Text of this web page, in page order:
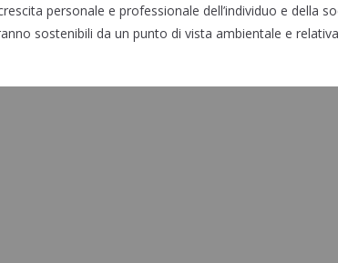
personale e professionale dell’individuo e della
sostenibili da un punto di vista ambientale e